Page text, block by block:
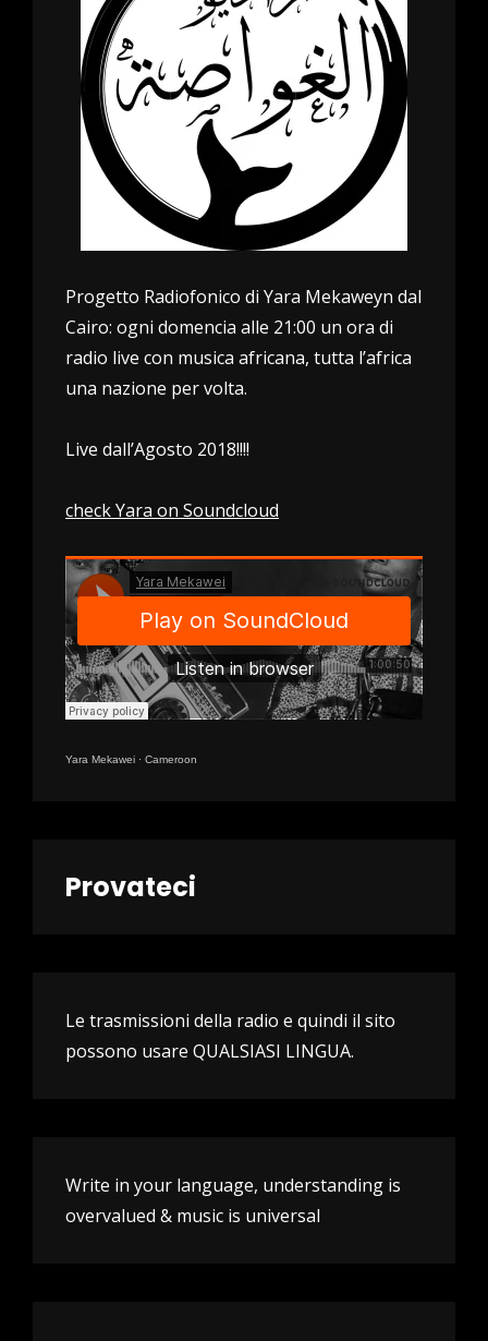
Progetto Radiofonico di Yara Mekaweyn dal
Cairo: ogni domencia alle 21:00 un ora di
radio live con musica africana, tutta l’africa
una nazione per volta.
Live dall’Agosto 2018!!!!
check Yara on Soundcloud
Yara Mekawei · Cameroon
Provateci
Le trasmissioni della radio e quindi il sito
possono usare QUALSIASI LINGUA.
Write in your language, understanding is
overvalued & music is universal